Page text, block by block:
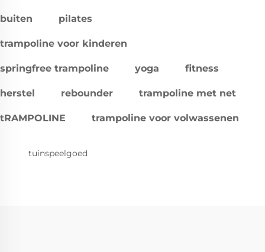
buiten pilates
trampoline voor kinderen
springfree trampoline yoga fitness
herstel rebounder trampoline met net
tRAMPOLINE trampoline voor volwassenen
tuinspeelgoed